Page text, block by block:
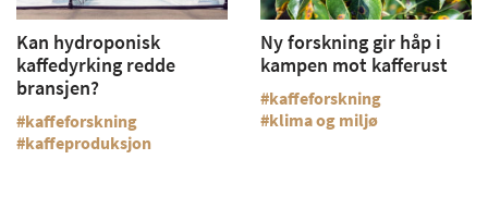
Kan hydroponisk
kaffedyrking redde
bransjen?
kaffeforskning
kaffeproduksjon
Ny forskning gir håp i
kampen mot kafferust
kaffeforskning
klima og miljø